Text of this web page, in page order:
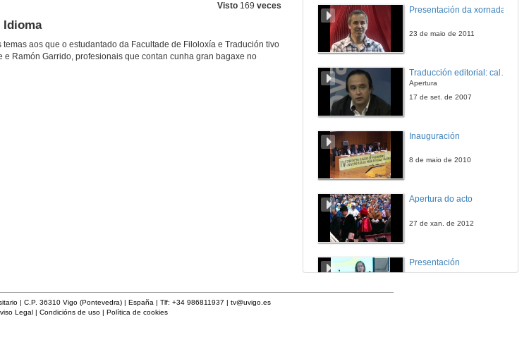
Visto 169 veces
Idioma
aos que o estudantado da Facultade de Filoloxía e Tradución tivo
Ramón Garrido, profesionais que contan cunha gran bagaxe no
Presentación da xornada
23 de maio de 2011
Traducción editorial: calidade e xestión de proxectos
Apertura
17 de set. de 2007
Inauguración
8 de maio de 2010
Apertura do acto
27 de xan. de 2012
Presentación
| C.P. 36310 Vigo (Pontevedra) | España | Tlf: +34 986811937 | tv@uvigo.es
Legal| Condicións de uso| Política de cookies